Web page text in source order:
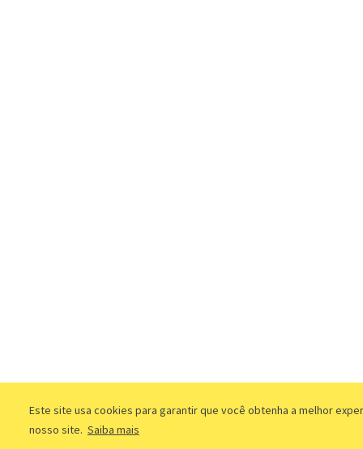
Este site usa cookies para garantir que você obtenha a melhor
nosso site. Saiba mais